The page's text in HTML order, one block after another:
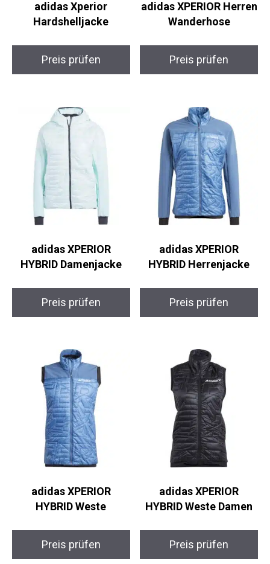
Hardshelljacke Herren Wanderhose
adidas XPERIOR
HYBRID Damenjacke
adidas XPERIOR
HYBRID Herrenjacke
adidas XPERIOR
adidas XPERIOR